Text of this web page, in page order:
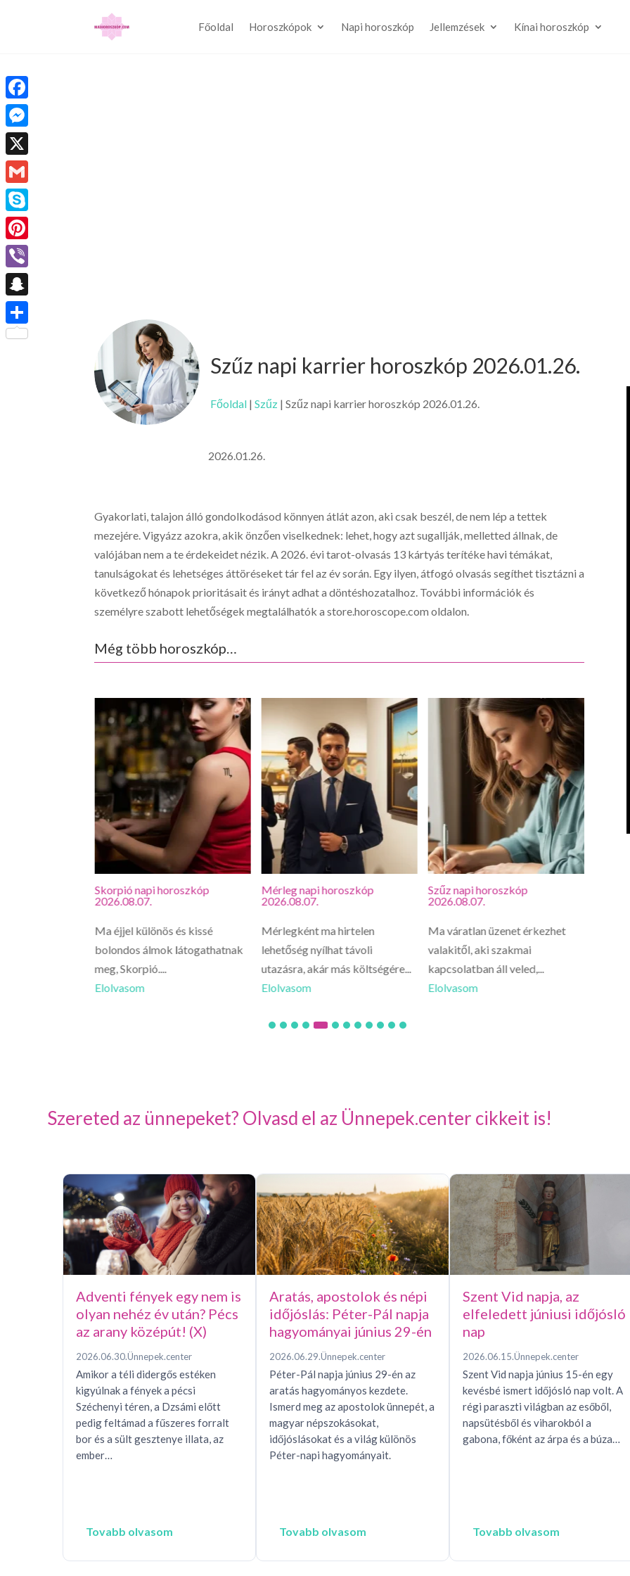
Főoldal Horoszkópok Napi horoszkóp Jellemzések Kínai horoszkóp
Szűz napi karrier horoszkóp 2026.01.26.
Főoldal |Szűz |Szűz napi karrier horoszkóp 2026.01.26.
2026.01.26.
Gyakorlati, talajon álló gondolkodásod könnyen átlát azon, aki csak beszél, de nem lép a tettek
mezejére. Vigyázz azokra, akik önzően viselkednek: lehet, hogy azt sugallják, melletted állnak, de
valójában nem a te érdekeidet nézik. A 2026. évi tarot-olvasás 13 kártyás terítéke havi témákat,
tanulságokat és lehetséges áttöréseket tár fel az év során. Egy ilyen, átfogó olvasás segíthet tisztázni a
következő hónapok prioritásait és irányt adhat a döntéshozatalhoz. További információk és
személyre szabott lehetőségek megtalálhatók a store.horoscope.com oldalon.
Még több horoszkóp…
Skorpió napi horoszkóp
2026.08.07.
Ma éjjel különös és kissé
bolondos álmok látogathatnak
meg, Skorpió....
Elolvasom
Mérleg napi horoszkóp
2026.08.07.
Mérlegként ma hirtelen
lehetőség nyílhat távoli
utazásra, akár más költségére...
Elolvasom
Szűz napi horoszkóp
2026.08.07.
Ma váratlan üzenet érkezhet
valakitől, aki szakmai
kapcsolatban áll veled,...
Elolvasom
Szereted az ünnepeket? Olvasd el az Ünnepek.center cikkeit is!
Adventi fények egy nem is
olyan nehéz év után? Pécs
az arany középút! (X)
2026.06.30.Ünnepek.center
Amikor a téli didergős estéken
kigyúlnak a fények a pécsi
Széchenyi téren, a Dzsámi előtt
pedig feltámad a fűszeres forralt
bor és a sült gesztenye illata, az
ember…
Tovabb olvasom
Aratás, apostolok és népi
időjóslás: Péter-Pál napja
hagyományai június 29-én
2026.06.29.Ünnepek.center
Péter-Pál napja június 29-én az
aratás hagyományos kezdete.
Ismerd meg az apostolok ünnepét, a
magyar népszokásokat,
időjóslásokat és a világ különös
Péter-napi hagyományait.
Tovabb olvasom
Szent Vid napja, az
elfeledett júniusi időjósló
nap
2026.06.15.Ünnepek.center
Szent Vid napja június 15-én egy
kevésbé ismert időjósló nap volt. A
régi paraszti világban az esőből,
napsütésből és viharokból a
gabona, főként az árpa és a búza…
Tovabb olvasom
Facebook
Messenger
X
Gmail
Skype
Pinterest
Viber
Snapchat
Ossza